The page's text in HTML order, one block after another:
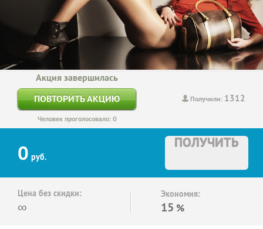
Получили: 1312
Акция завершилась
ПОВТОРИТЬ АКЦИЮ
Человек проголосовало: 0
0 руб.
ПОЛУЧИТЬ
Цена без скидки:
∞
Экономия:
15 %